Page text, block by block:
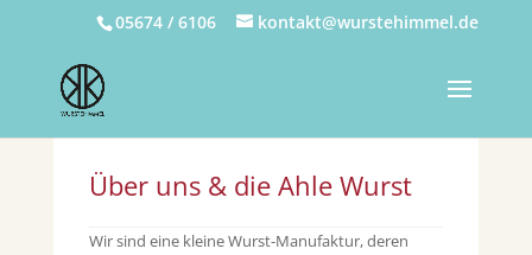
05674 / 6106 kontakt@wurstehimmel.de
Über uns & die Ahle Wurst
Wir sind eine kleine Wurst-Manufaktur, deren